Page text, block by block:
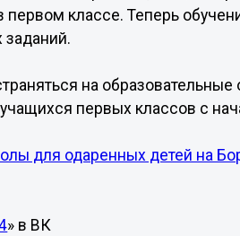
первом классе. Теперь
на
первых классов с
для одаренных детей на
» в ВК